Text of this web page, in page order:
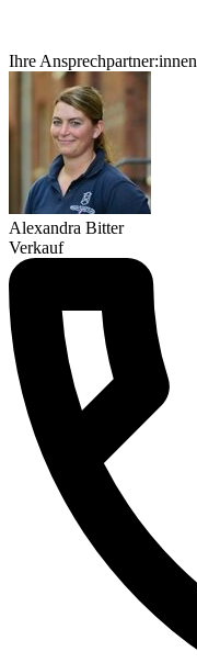
Ihre Ansprechpartner:innen
Alexandra Bitter
Verkauf